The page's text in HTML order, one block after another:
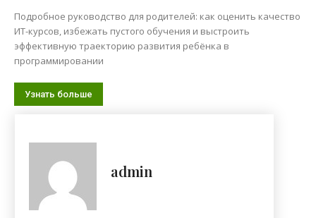
Подробное руководство для родителей: как оценить качество
ИТ-курсов, избежать пустого обучения и выстроить
эффективную траекторию развития ребёнка в
программировании
Узнать больше
admin